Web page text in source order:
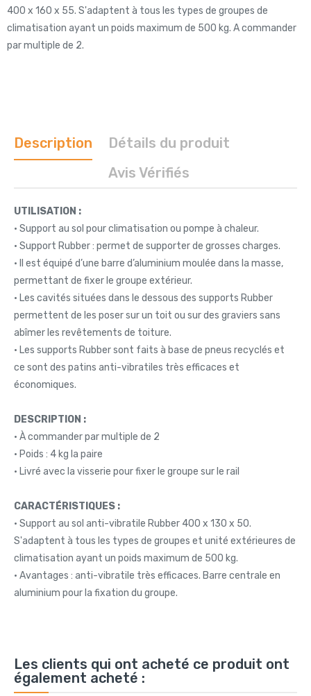
400 x 160 x 55. S'adaptent à tous les types de groupes de
climatisation ayant un poids maximum de 500 kg. A commander
par multiple de 2.
Description
Détails du produit
Avis Vérifiés
UTILISATION :
• Support au sol pour climatisation ou pompe à chaleur.
• Support Rubber : permet de supporter de grosses charges.
• Il est équipé d’une barre d’aluminium moulée dans la masse,
permettant de fixer le groupe extérieur.
• Les cavités situées dans le dessous des supports Rubber
permettent de les poser sur un toit ou sur des graviers sans
abîmer les revêtements de toiture.
• Les supports Rubber sont faits à base de pneus recyclés et
ce sont des patins anti-vibratiles très efficaces et
économiques.
DESCRIPTION :
• À commander par multiple de 2
• Poids : 4 kg la paire
• Livré avec la visserie pour fixer le groupe sur le rail
CARACTÉRISTIQUES :
• Support au sol anti-vibratile Rubber 400 x 130 x 50.
S'adaptent à tous les types de groupes et unité extérieures de
climatisation ayant un poids maximum de 500 kg.
• Avantages : anti-vibratile très efficaces. Barre centrale en
aluminium pour la fixation du groupe.
Les clients qui ont acheté ce produit ont
également acheté :